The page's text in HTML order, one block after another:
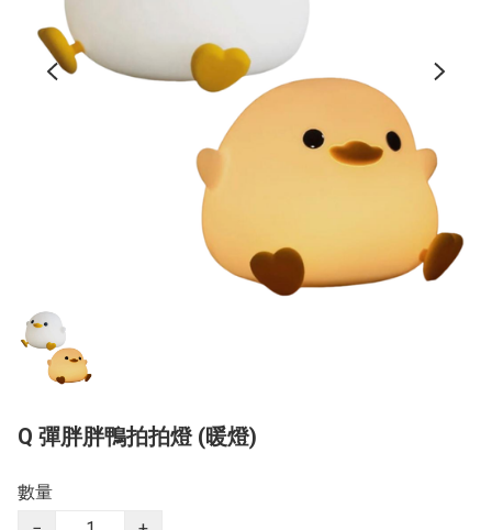
Q 彈胖胖鴨拍拍燈 (暖燈)
數量